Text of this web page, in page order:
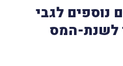
נוספים לגבי
לשנת-המס